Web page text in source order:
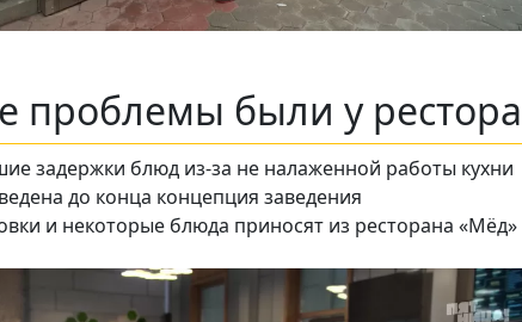
проблемы были у
задержки блюд из-за не налаженной работы кухни
до конца концепция заведения
и некоторые блюда приносят из ресторана «Мёд»